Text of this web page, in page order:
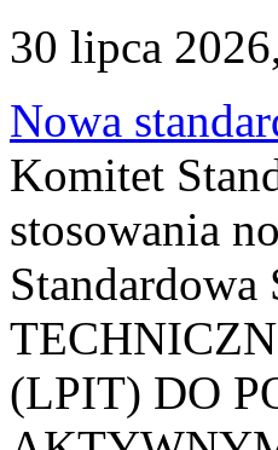
30 lipca
Nowa
Komitet
stosowania
(LPIT) DO